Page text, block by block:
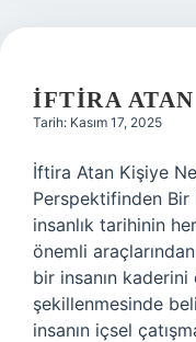
İFTIRA
Tarih: Kasım 17, 2025
İftira Atan Kişiye
Perspektifinden Bir
insanlık tarihinin
önemli
bir insanın
şekillenmesinde
insanın içsel